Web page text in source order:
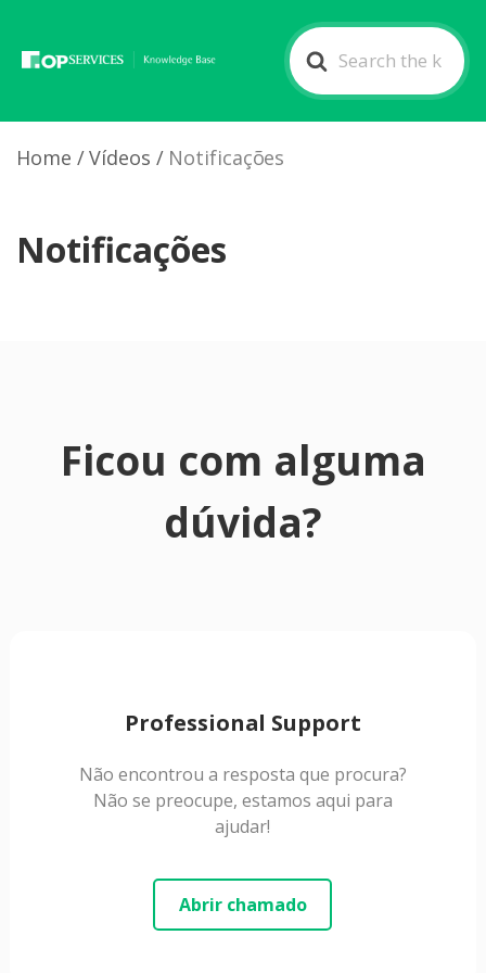
Search
For
Home / Vídeos / Notificações
Notificações
Ficou com alguma
dúvida?
Professional Support
Não encontrou a resposta que procura?
Não se preocupe, estamos aqui para
ajudar!
Abrir chamado